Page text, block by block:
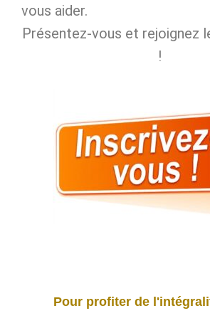
vous aider.
Présentez‑vous et rejoignez
!
Pour profiter de